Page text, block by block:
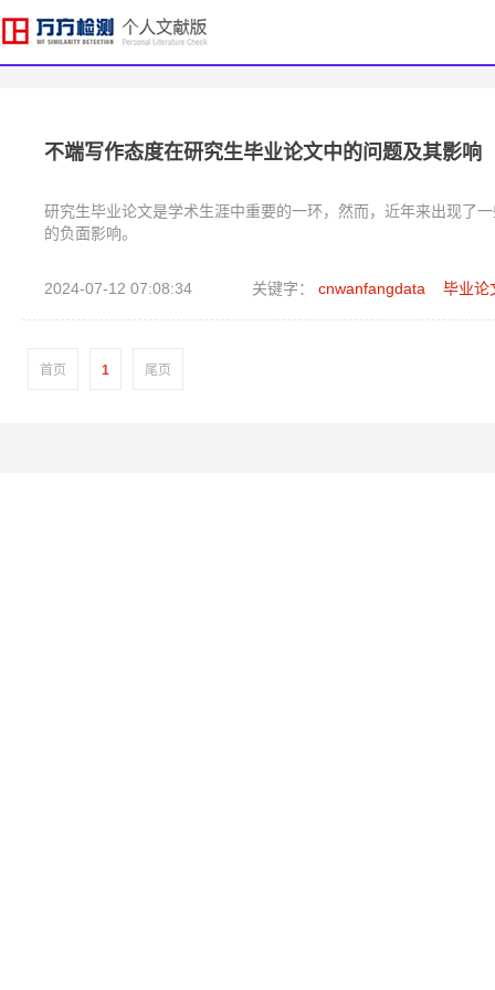
不端写作态度在研究生毕业论文中的问题及其影响
研究生毕业论文是学术生涯中重要的一环，然而，近年来出现了
的负面影响。
2024-07-12 07:08:34 关键字： cnwanfangdata 毕业论
首页 1 尾页